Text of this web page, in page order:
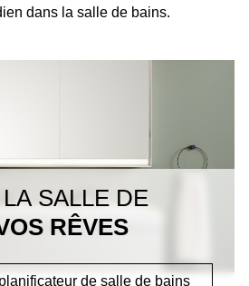
dans la salle de bains.
SALLE DE
RÊVES
de salle de bains